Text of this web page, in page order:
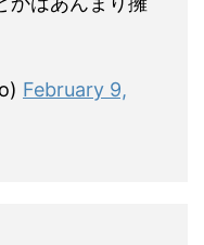
February 9,